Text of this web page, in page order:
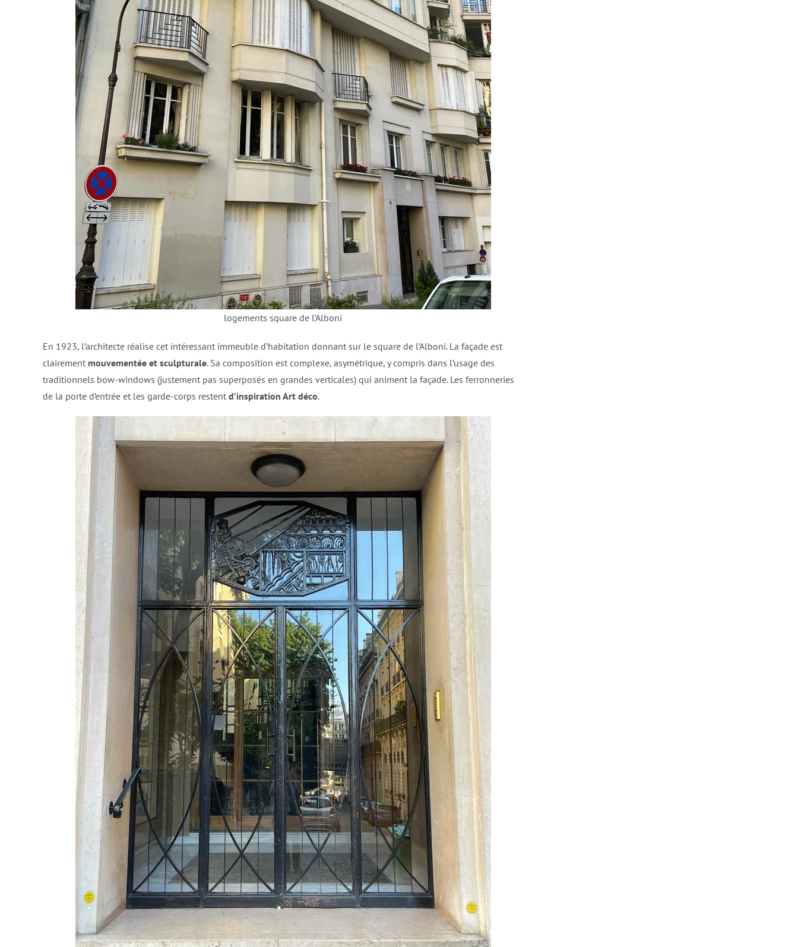
logements square de l’Alboni
En 1923, l’architecte réalise cet intéressant immeuble d’habitation donnant sur le square de l’Alboni. La façade est
clairement mouvementée et sculpturale. Sa composition est complexe, asymétrique, y compris dans l’usage des
traditionnels bow-windows (justement pas superposés en grandes verticales) qui animent la façade. Les ferronneries
de la porte d’entrée et les garde-corps restent d’inspiration Art déco.